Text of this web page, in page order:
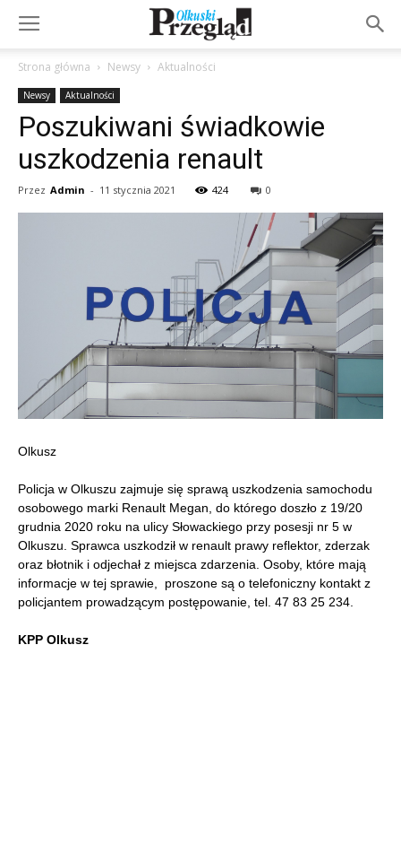
Strona główna Newsy Aktualności
Newsy Aktualności
Poszukiwani świadkowie
uszkodzenia renault
Przez Admin - 11 stycznia 2021 424 0
Olkusz
Policja w Olkuszu zajmuje się sprawą uszkodzenia samochodu
osobowego marki Renault Megan, do którego doszło z 19/20
grudnia 2020 roku na ulicy Słowackiego przy posesji nr 5 w
Olkuszu. Sprawca uszkodził w renault prawy reflektor, zderzak
oraz błotnik i odjechał z miejsca zdarzenia. Osoby, które mają
informacje w tej sprawie, proszone są o telefoniczny kontakt z
policjantem prowadzącym postępowanie, tel. 47 83 25 234.
KPP Olkusz